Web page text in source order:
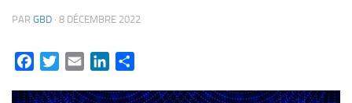
PAR GBD · 8 DÉCEMBRE 2022
FacebookTwitterEmail LinkedIn